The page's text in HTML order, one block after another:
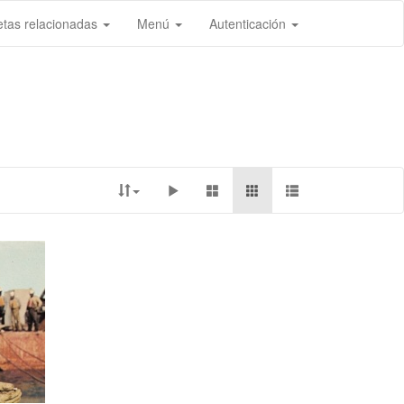
relacionadas Menú Autenticación